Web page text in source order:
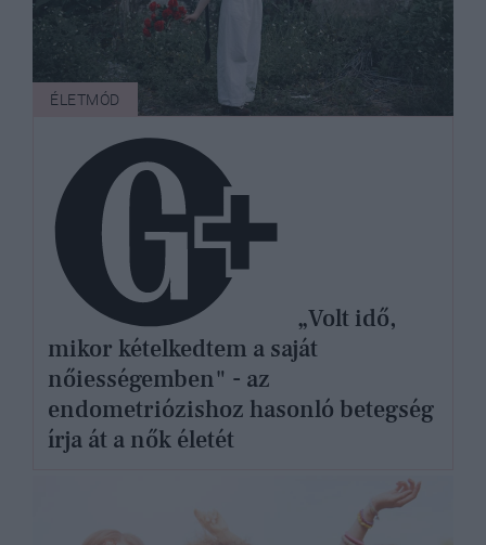
ÉLETMÓD
„Volt idő,
mikor kételkedtem a saját
nőiességemben" - az
endometriózishoz hasonló betegség
írja át a nők életét